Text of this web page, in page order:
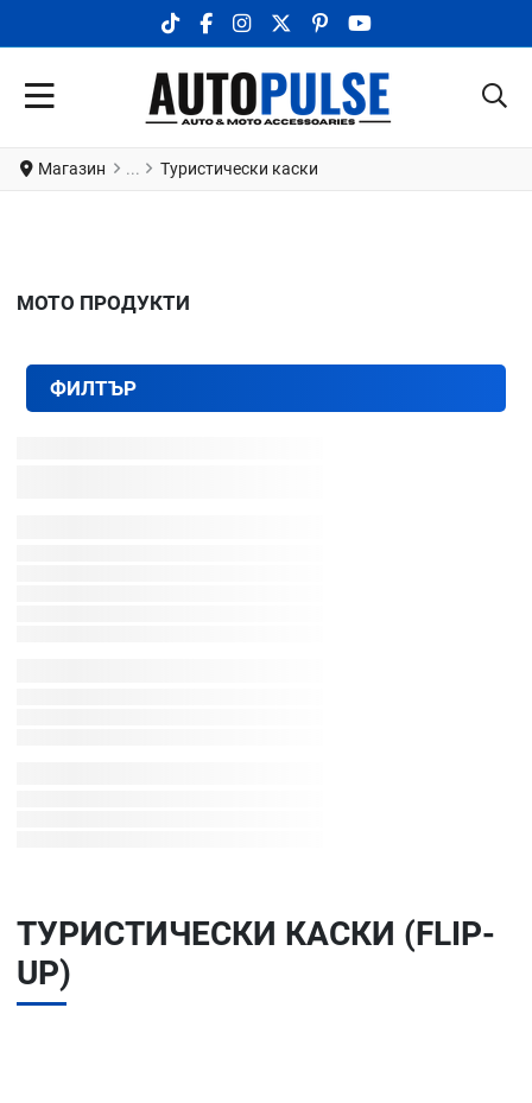
TIKTOK SOCIAL LINK
FACEBOOK SOCIAL LINK
INSTAGRAM SOCIAL LINK
X.COM SOCIAL LINK
PINTEREST SOCIAL LINK
YOUTUBE SOCIAL
Магазин Туристически каски
МОТО ПРОДУКТИ
ФИЛТЪР
ТУРИСТИЧЕСКИ КАСКИ (FLIP-
UP)